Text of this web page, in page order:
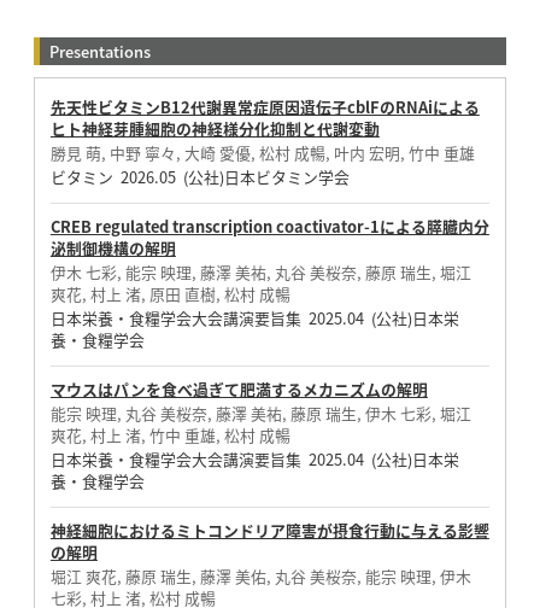
Presentations
先天性ビタミンB12代謝異常症原因遺伝子cblFのRNAiによる
ヒト神経芽腫細胞の神経様分化抑制と代謝変動
勝見 萌, 中野 寧々, 大崎 愛優, 松村 成暢, 叶内 宏明, 竹中 重雄
ビタミン 2026.05 (公社)日本ビタミン学会
CREB regulated transcription coactivator-1による膵臓内分
泌制御機構の解明
伊木 七彩, 能宗 映理, 藤澤 美祐, 丸谷 美桜奈, 藤原 瑞生, 堀江
爽花, 村上 渚, 原田 直樹, 松村 成暢
日本栄養・食糧学会大会講演要旨集 2025.04 (公社)日本栄
養・食糧学会
マウスはパンを食べ過ぎて肥満するメカニズムの解明
能宗 映理, 丸谷 美桜奈, 藤澤 美祐, 藤原 瑞生, 伊木 七彩, 堀江
爽花, 村上 渚, 竹中 重雄, 松村 成暢
日本栄養・食糧学会大会講演要旨集 2025.04 (公社)日本栄
養・食糧学会
神経細胞におけるミトコンドリア障害が摂食行動に与える影響
の解明
堀江 爽花, 藤原 瑞生, 藤澤 美佑, 丸谷 美桜奈, 能宗 映理, 伊木
七彩, 村上 渚, 松村 成暢